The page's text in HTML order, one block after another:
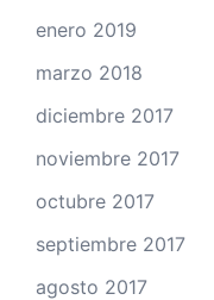
enero 2019
marzo 2018
diciembre 2017
noviembre 2017
octubre 2017
septiembre 2017
agosto 2017